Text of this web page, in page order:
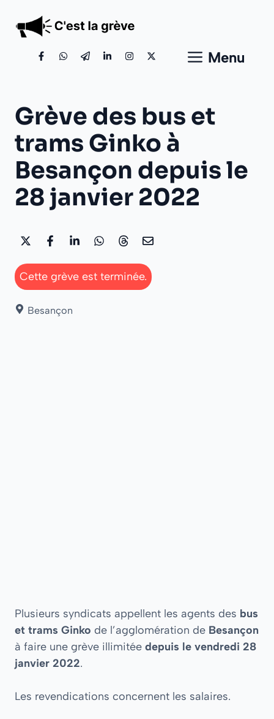
contenu
Menu
Grève des bus et
trams Ginko à
Besançon depuis le
28 janvier 2022
Cette grève est terminée.
Besançon
Plusieurs syndicats appellent les agents des bus
et trams Ginko de l’agglomération de Besançon
à faire une grève illimitée depuis le vendredi 28
janvier 2022.
Les revendications concernent les salaires.